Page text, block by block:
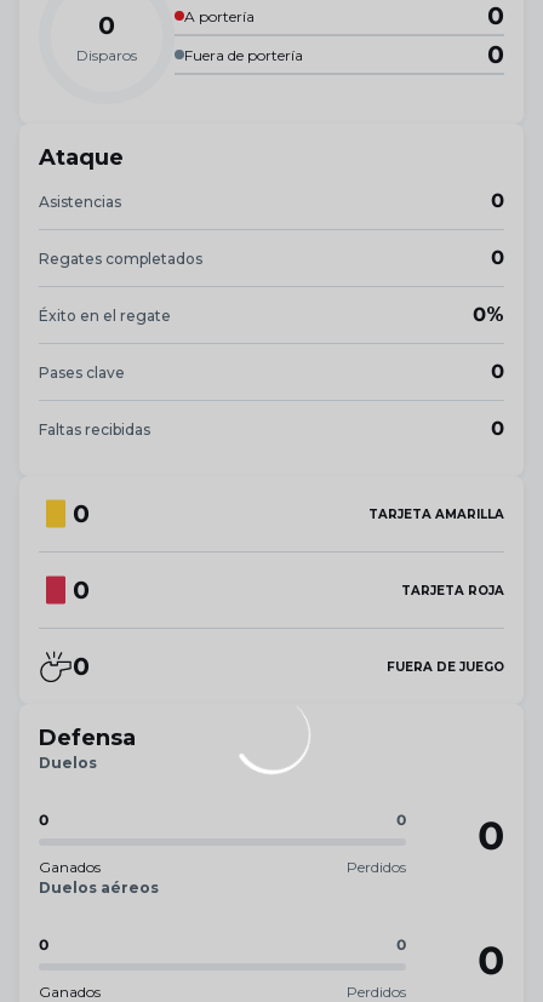
0
Disparos
A portería 0
Fuera de portería 0
Ataque
Asistencias 0
Regates completados 0
Éxito en el regate 0%
Pases clave 0
Faltas recibidas 0
0 TARJETA AMARILLA
0 TARJETA ROJA
0 FUERA DE JUEGO
Defensa
Duelos
0 0
Ganados Perdidos
0
Duelos aéreos
0 0
Ganados Perdidos
0